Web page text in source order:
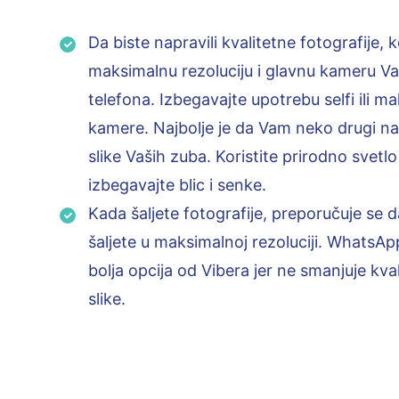
Da biste napravili kvalitetne fotografije,
maksimalnu rezoluciju i glavnu kameru
telefona. Izbegavajte upotrebu selfi ili
kamere. Najbolje je da Vam neko drugi
slike Vaših zuba. Koristite prirodno
izbegavajte blic i senke.
Kada šaljete fotografije, preporučuje se
šaljete u maksimalnoj rezoluciji.
bolja opcija od Vibera jer ne smanjuje
slike.